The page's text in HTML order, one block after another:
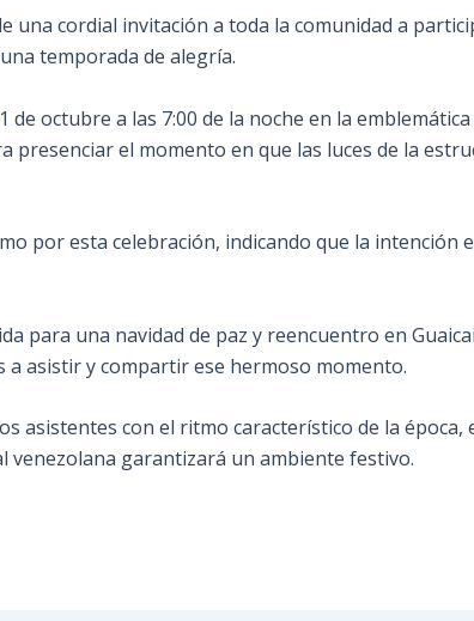
una cordial invitación a toda la comunidad a
temporada de alegría.
de octubre a las 7:00 de la noche en la
presenciar el momento en que las luces de la
por esta celebración, indicando que la intención
para una navidad de paz y reencuentro en
asistir y compartir ese hermoso momento.
asistentes con el ritmo característico de la
venezolana garantizará un ambiente festivo.